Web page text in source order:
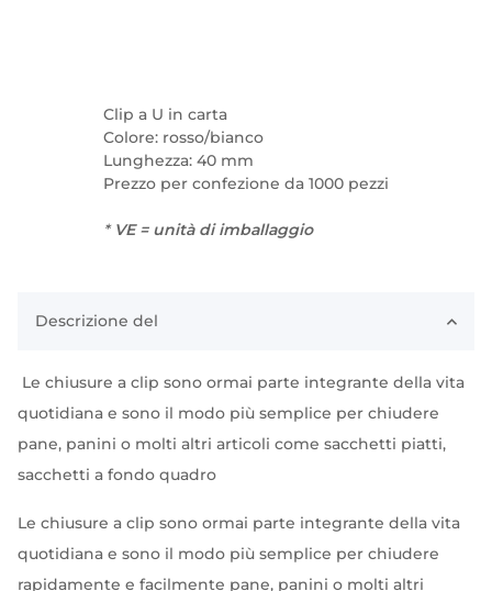
Clip a U in carta
Colore: rosso/bianco
Lunghezza: 40 mm
Prezzo per confezione da 1000 pezzi
*VE = unità di imballaggio
Descrizione del
Le chiusure a clip sono ormai parte integrante della vita
quotidiana e sono il modo più semplice per chiudere
pane, panini o molti altri articoli come sacchetti piatti,
sacchetti a fondo quadro
Le chiusure a clip sono ormai parte integrante della vita
quotidiana e sono il modo più semplice per chiudere
rapidamente e facilmente pane, panini o molti altri